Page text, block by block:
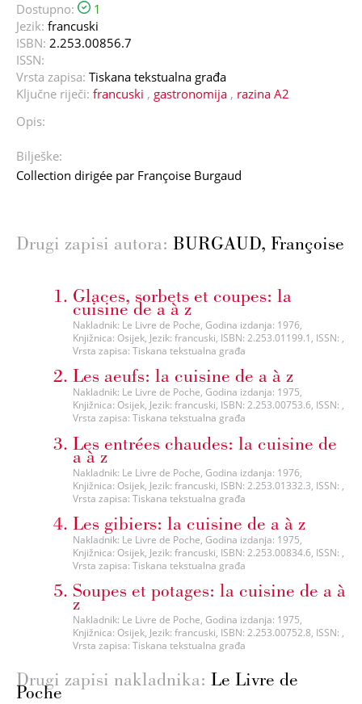
Dostupno:
1
Jezik: francuski
ISBN: 2.253.00856.7
ISSN:
Vrsta zapisa: Tiskana tekstualna građa
Ključne riječi: francuski , gastronomija , razina A2
Opis:
Bilješke:
Collection dirigée par Françoise Burgaud
Drugi zapisi autora: BURGAUD, Françoise
Glaces, sorbets et coupes: la
cuisine de a à z
Nakladnik: Le Livre de Poche, Godina izdanja: 1976,
Knjižnica: Osijek, Jezik: francuski, ISBN: 2.253.01199.1, ISSN: ,
Vrsta zapisa: Tiskana tekstualna građa
Les aeufs: la cuisine de a à z
Nakladnik: Le Livre de Poche, Godina izdanja: 1975,
Knjižnica: Osijek, Jezik: francuski, ISBN: 2.253.00753.6, ISSN: ,
Vrsta zapisa: Tiskana tekstualna građa
Les entrées chaudes: la cuisine de
a à z
Nakladnik: Le Livre de Poche, Godina izdanja: 1976,
Knjižnica: Osijek, Jezik: francuski, ISBN: 2.253.01332.3, ISSN: ,
Vrsta zapisa: Tiskana tekstualna građa
Les gibiers: la cuisine de a à z
Nakladnik: Le Livre de Poche, Godina izdanja: 1975,
Knjižnica: Osijek, Jezik: francuski, ISBN: 2.253.00834.6, ISSN: ,
Vrsta zapisa: Tiskana tekstualna građa
Soupes et potages: la cuisine de a à
z
Nakladnik: Le Livre de Poche, Godina izdanja: 1975,
Knjižnica: Osijek, Jezik: francuski, ISBN: 2.253.00752.8, ISSN: ,
Vrsta zapisa: Tiskana tekstualna građa
Drugi zapisi nakladnika: Le Livre de
Poche